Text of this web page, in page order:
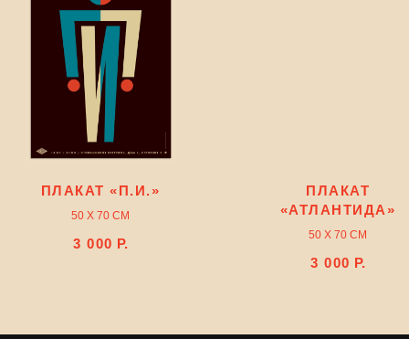
ПЛАКАТ «П.И.»
50 Х 70 СМ
3 000 Р.
ПЛАКАТ
«АТЛАНТИДА»
50 Х 70 СМ
3 000 Р.